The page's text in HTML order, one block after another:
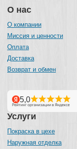
О нас
О компании
Миссия и ценности
Оплата
Доставка
Возврат и обмен
Услуги
Покраска в цехе
Наружная отделка